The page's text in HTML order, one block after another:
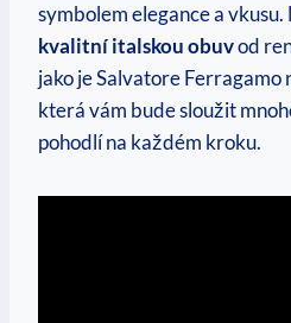
symbolem elegance a
kvalitní italskou obuvod
jako je Salvatore Ferragamo
která vám bude sloužit
pohodlí na každém kroku.